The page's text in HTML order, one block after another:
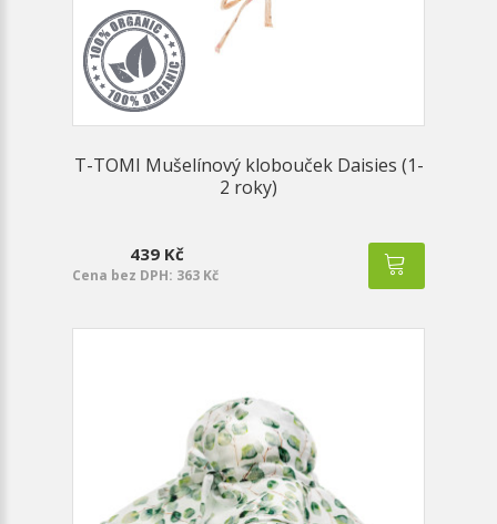
T-TOMI Mušelínový klobouček Daisies (1-
2 roky)
439 Kč
Cena bez DPH: 363 Kč